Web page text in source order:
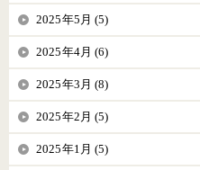
2025年5月 (5)
2025年4月 (6)
2025年3月 (8)
2025年2月 (5)
2025年1月 (5)